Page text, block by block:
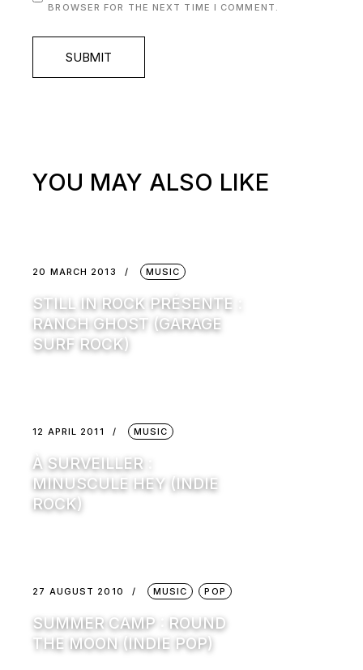
BROWSER FOR THE NEXT TIME I COMMENT.
SUBMIT
YOU MAY ALSO LIKE
20 MARCH 2013 MUSIC
STILL IN ROCK PRÉSENTE :
RANCH GHOST (GARAGE
SURF ROCK)
12 APRIL 2011 MUSIC
À SURVEILLER :
MINUSCULE HEY (INDIE
ROCK)
27 AUGUST 2010 MUSIC POP
SUMMER CAMP : ROUND
THE MOON (INDIE POP)